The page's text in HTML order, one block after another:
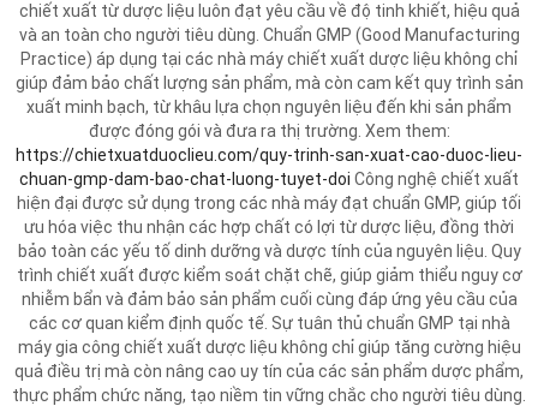
chiết xuất từ dược liệu luôn đạt yêu cầu về độ tinh khiết, hiệu quả
và an toàn cho người tiêu dùng. Chuẩn GMP (Good Manufacturing
Practice) áp dụng tại các nhà máy chiết xuất dược liệu không chỉ
giúp đảm bảo chất lượng sản phẩm, mà còn cam kết quy trình sản
xuất minh bạch, từ khâu lựa chọn nguyên liệu đến khi sản phẩm
được đóng gói và đưa ra thị trường. Xem them:
https://chietxuatduoclieu.com/quy-trinh-san-xuat-cao-duoc-lieu-
chuan-gmp-dam-bao-chat-luong-tuyet-doi Công nghệ chiết xuất
hiện đại được sử dụng trong các nhà máy đạt chuẩn GMP, giúp tối
ưu hóa việc thu nhận các hợp chất có lợi từ dược liệu, đồng thời
bảo toàn các yếu tố dinh dưỡng và dược tính của nguyên liệu. Quy
trình chiết xuất được kiểm soát chặt chẽ, giúp giảm thiểu nguy cơ
nhiễm bẩn và đảm bảo sản phẩm cuối cùng đáp ứng yêu cầu của
các cơ quan kiểm định quốc tế. Sự tuân thủ chuẩn GMP tại nhà
máy gia công chiết xuất dược liệu không chỉ giúp tăng cường hiệu
quả điều trị mà còn nâng cao uy tín của các sản phẩm dược phẩm,
thực phẩm chức năng, tạo niềm tin vững chắc cho người tiêu dùng.